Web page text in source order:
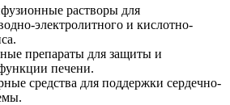
растворы для
электролитного и кислотно-
препараты для защиты и
печени.
средства для поддержки сердечно-